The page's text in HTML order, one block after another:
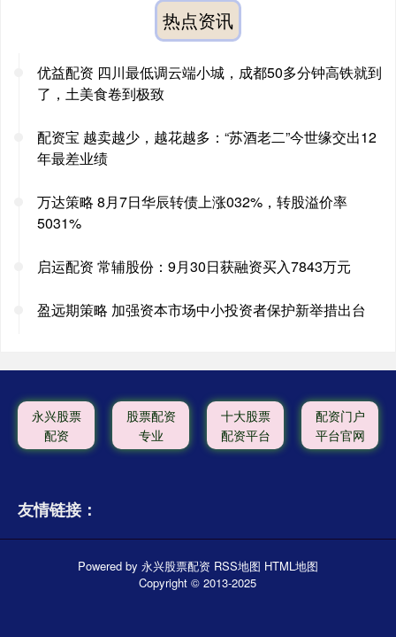
热点资讯
优益配资 四川最低调云端小城，成都50多分钟高铁就到
了，土美食卷到极致
配资宝 越卖越少，越花越多：“苏酒老二”今世缘交出12
年最差业绩
万达策略 8月7日华辰转债上涨032%，转股溢价率
5031%
启运配资 常辅股份：9月30日获融资买入7843万元
盈远期策略 加强资本市场中小投资者保护新举措出台
永兴股票
配资
股票配资
专业
十大股票
配资平台
配资门户
平台官网
友情链接：
Powered by 永兴股票配资 RSS地图 HTML地图
Copyright© 2013-2025